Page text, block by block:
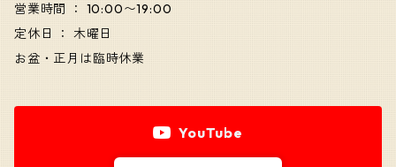
営業時間 ： 10:00〜19:00
定休日 ： 木曜日
お盆・正月は臨時休業
YouTube